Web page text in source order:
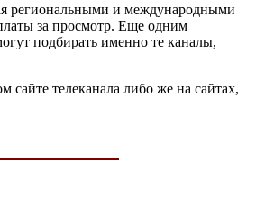
региональными и международными
за просмотр. Еще одним
подбирать именно те каналы,
телеканала либо же на сайтах,